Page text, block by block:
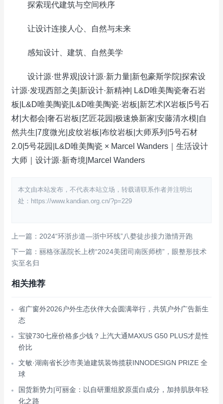
探索现代建筑与空间秩序
让设计连接人心、自然与未来
感知设计、建筑、自然美学
设计源·世界观|设计源·新力量|新包豪斯学院|探索设
计源·发现西部之美|新设计·新精神| L&D唯美陶瓷奢石岩
板|L&D唯美陶瓷|L&D唯美陶瓷·岩板|新艺术|X岩板|5号石
材|大都会|奢石岩板|艺匠花园|极速焕新家|安藤清水模|自
然共生|7度微光|皮纹岩板|布纹岩板|大师系列|5号石材
2.0|5号花园|L&D唯美陶瓷 × Marcel Wanders｜生活设计
大师｜设计源·新奇境|Marcel Wanders
本文由本站发布，不代表本站立场，转载请联系作者并注明出
处：https://www.kandian.org.cn/?p=229
上一篇：2024“环浙步道—浙中环线”八婺徒步接力激情开跑
下一篇：丽格张菡院长上榜“2024美团司南医师榜”，眼整形技术
实至名归
相关推荐
省广窗外2026户外生态伙伴大会圆满举行，共筑户外广告新生
态
宝骏730七座价格多少钱？上汽大通MAXUS G50 PLUS才是性
价比
文敏·湖南省长沙市美迪建筑装饰揽获INNODESIGN PRIZE 全
球
国货新势力|可丽金：以自研重组胶原蛋白成分，加持肌肤年轻
化之路